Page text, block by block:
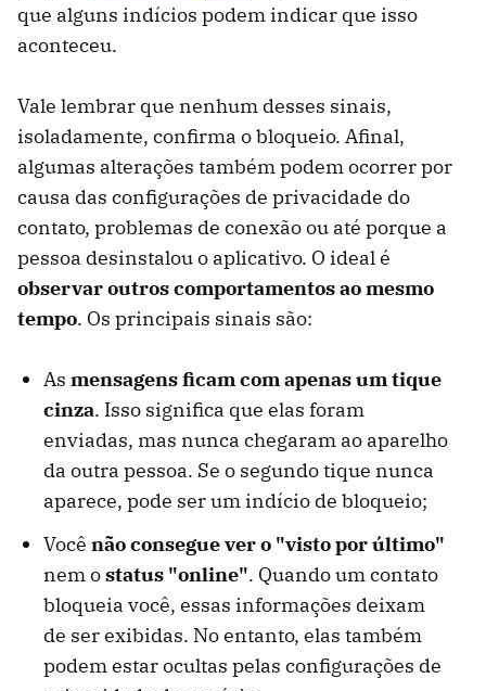
que alguns indícios podem indicar que isso
aconteceu.
Vale lembrar que nenhum desses sinais,
isoladamente, confirma o bloqueio. Afinal,
algumas alterações também podem ocorrer por
causa das configurações de privacidade do
contato, problemas de conexão ou até porque a
pessoa desinstalou o aplicativo. O ideal é
observar outros comportamentos ao mesmo
tempo. Os principais sinais são:
As mensagens ficam com apenas um tique
cinza. Isso significa que elas foram
enviadas, mas nunca chegaram ao aparelho
da outra pessoa. Se o segundo tique nunca
aparece, pode ser um indício de bloqueio;
Você não consegue ver o "visto por último"
nem ostatus "online". Quando um contato
bloqueia você, essas informações deixam
de ser exibidas. No entanto, elas também
podem estar ocultas pelas configurações de